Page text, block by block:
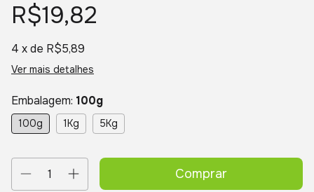
R$19,82
4 x de R$5,89
Ver mais detalhes
Embalagem: 100g
100g 1Kg 5Kg